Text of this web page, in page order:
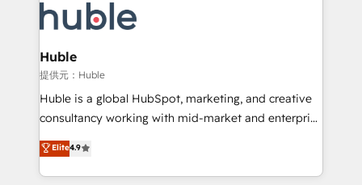
new HubSpot portal with Advanced Website and
CRM Migrations using our in-house "HubScrub" Tool.
skills, processes, and internal team you need to
attract the right buyers, close deals faster, and grow
without outside dependencies. You’ll learn how to: •
Set up, audit, and organize your HubSpot portal •
Get your sales team fully using HubSpot • Track
pipeline and revenue across the entire buyer journey
growth • Create content and videos that attract
buyers • Use AI to scale smarter Our coaching-led
Huble
提供元：Huble
Huble is a global HubSpot, marketing, and creative
consultancy working with mid-market and enterprise
businesses. We go beyond implementation, shaping
the strategy, processes, and teams that turn
HubSpot into a genuine growth engine. Named
Elite4.9